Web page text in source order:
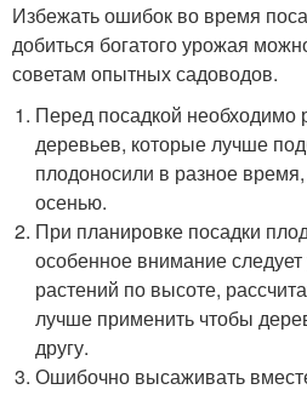
Избежать ошибок во время
добиться богатого урожая
советам опытных садоводов.
Перед посадкой необходимо
деревьев, которые лучше
плодоносили в разное
осенью.
При планировке посадки
особенное внимание следует
растений по высоте,
лучше применить чтобы
другу.
Ошибочно высаживать